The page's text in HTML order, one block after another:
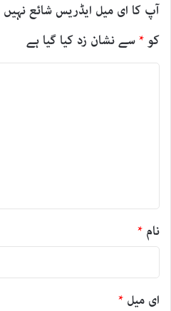
آپ کا ای میل ایڈریس شائع نہیں
کو *سے نشان زد کیا گیا ہے
نام *
ای میل *